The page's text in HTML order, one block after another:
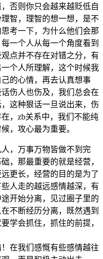
否则你只会越来越贬低自
智，理智的想一想，是不
考一下，为什么他们会那
一个人从每一个角度看到
点并不存在对错之分，有
个人所理解，这个时候我
的心情，再去认真想事
伤人也伤及，我们总会在
这种狠话一旦说出来，伤
，zb关系中，我们不能纯
，攻心最为重要。
，万事万物皆做不到完
，那最重要的就是经营，
更长，经营的目的是为了
人走的越远感情越深，有
开始分离，见过圈子里的
不断经历分离，既然遇到
学会抓住，抓住的前提，
在我们感慨有些感情越往